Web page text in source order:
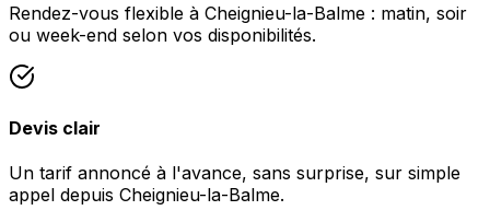
Rendez-vous flexible à Cheignieu-la-Balme : matin, soir
ou week-end selon vos disponibilités.
Devis clair
Un tarif annoncé à l'avance, sans surprise, sur simple
appel depuis Cheignieu-la-Balme.